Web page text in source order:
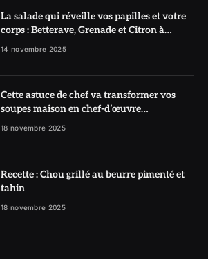
La salade qui réveille vos papilles et votre
corps : Betterave, Grenade et Citron à
l’honneur
14 novembre 2025
Cette astuce de chef va transformer vos
soupes maison en chef-d’œuvre
réconfortant
18 novembre 2025
Recette : Chou grillé au beurre pimenté et
tahin
18 novembre 2025